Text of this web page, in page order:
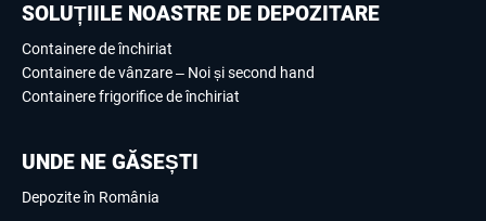
SOLUȚIILE NOASTRE DE DEPOZITARE
Containere de închiriat
Containere de vânzare – Noi și second hand
Containere frigorifice de închiriat
UNDE NE GĂSEȘTI
Depozite în România